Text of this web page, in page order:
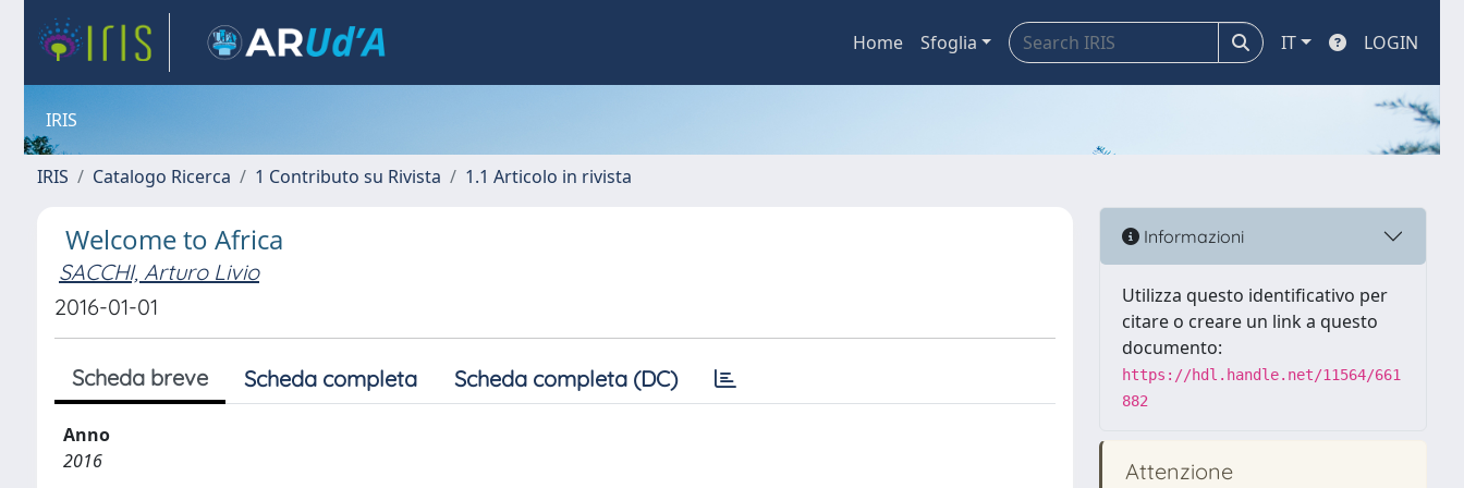
Home Sfoglia IT LOGIN
IRIS
IRIS Catalogo Ricerca 1 Contributo su Rivista 1.1 Articolo in rivista
Welcome to Africa
SACCHI, Arturo Livio
2016-01-01
Scheda breve Scheda completa Scheda completa (DC)
Anno
2016
Informazioni
Utilizza questo identificativo per
citare o creare un link a questo
documento:
https://hdl.handle.net/11564/661
882
Attenzione